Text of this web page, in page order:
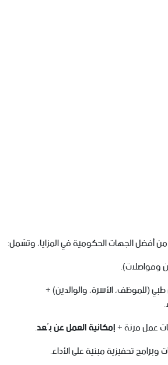
من أفضل الجهات الحكومية في المزايا، وتشمل:
(للموظف، الأسرة، والوالدين) +
عمل مرنة +إمكانية العمل عن بُعد.
وبرامج تحفيزية مبنية على الأداء.